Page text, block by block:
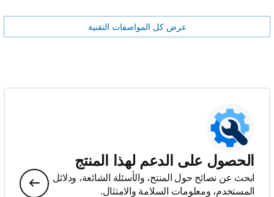
عرض كل المواصفات التقنية
الحصول على الدعم لهذا المنتج
ابحث عن نصائح حول المنتج، والأسئلة الشائعة، ودلائل
المستخدم، ومعلومات السلامة والامتثال.